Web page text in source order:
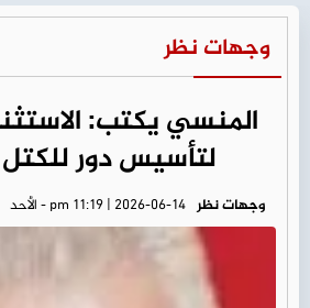
وجهات نظر
المنسي يكتب:
لتأسيس دور للكتل
وجهات نظر pm 11:19 | 2026-06-14 - الأحد